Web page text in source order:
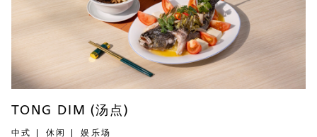
TONG DIM (汤点)
中式 休闲 娱乐场